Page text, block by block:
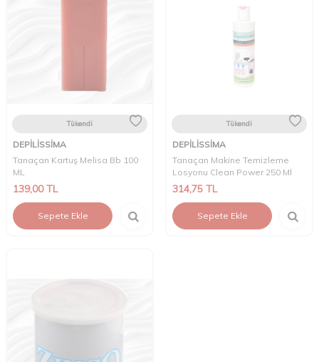
Tükendi
DEPİLİSSİMA
Tanaçan Kartuş Melisa Bb 100
ML
139,00TL
Sepete Ekle
Tükendi
DEPİLİSSİMA
Tanaçan Makine Temizleme
Losyonu Clean Power 250 Ml
314,75 TL
Sepete Ekle